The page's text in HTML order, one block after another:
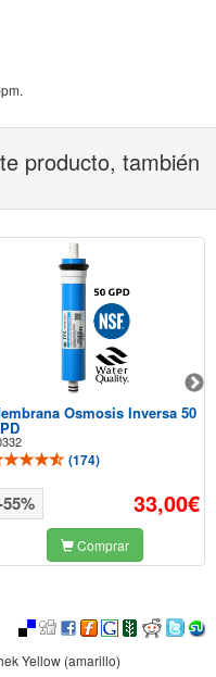
producto, también
Osmosis Inversa 50
(174)
33,00€
Comprar
Yellow (amarillo)